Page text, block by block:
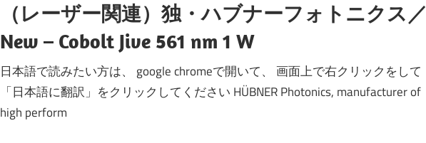
（レーザー関連）独・ハブナーフォトニクス／
New – Cobolt Jive 561 nm 1 W
日本語で読みたい方は、 google chromeで開いて、 画面上で右クリックをして
「日本語に翻訳」をクリックしてください HÜBNER Photonics, manufacturer of
high perform